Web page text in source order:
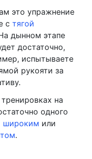
это упражнение
с тягой
дынном этапе
достаточно,
испытываете
рукояти за
на
одного
широким или
.